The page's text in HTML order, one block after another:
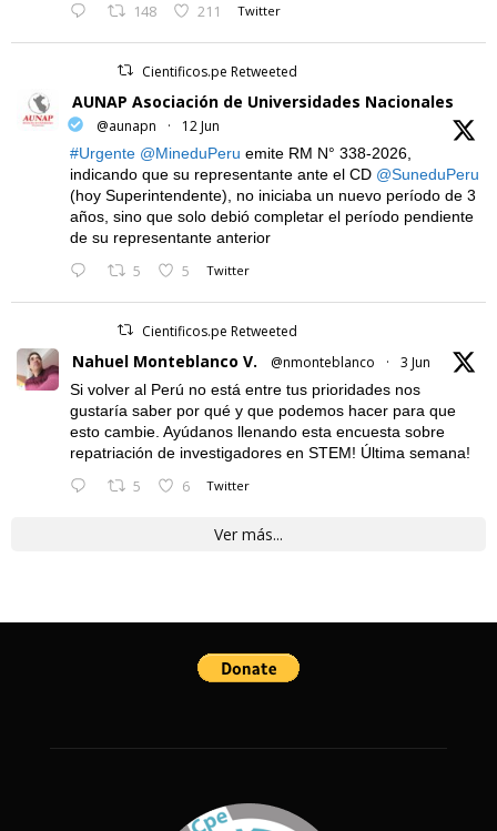
148 211 Twitter
Cientificos.pe Retweeted
AUNAP Asociación de Universidades Nacionales
@aunapn · 12 Jun
#Urgente @MineduPeru emite RM N° 338-2026,
indicando que su representante ante el CD @SuneduPeru
(hoy Superintendente), no iniciaba un nuevo período de 3
años, sino que solo debió completar el período pendiente
de su representante anterior
5 5 Twitter
Cientificos.pe Retweeted
Nahuel Monteblanco V. @nmonteblanco · 3 Jun
Si volver al Perú no está entre tus prioridades nos
gustaría saber por qué y que podemos hacer para que
esto cambie. Ayúdanos llenando esta encuesta sobre
repatriación de investigadores en STEM! Última semana!
5 6 Twitter
Ver más...